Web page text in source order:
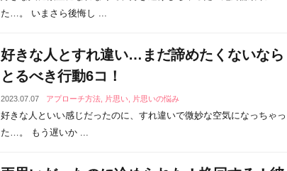
た…。 いまさら後悔し ...
好きな人とすれ違い…まだ諦めたくないなら
とるべき行動6コ！
2023.07.07 アプローチ方法 片思い 片思いの悩み
好きな人といい感じだったのに、すれ違いで微妙な空気になっちゃっ
た…。 もう遅いか ...